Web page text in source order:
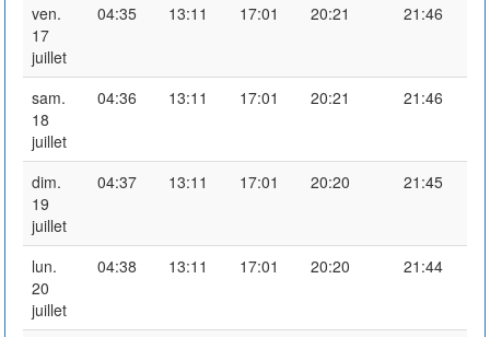
ven.
17
juillet
04:35 13:11 17:01 20:21 21:46
sam.
18
juillet
04:36 13:11 17:01 20:21 21:46
dim.
19
juillet
04:37 13:11 17:01 20:20 21:45
lun.
20
juillet
04:38 13:11 17:01 20:20 21:44